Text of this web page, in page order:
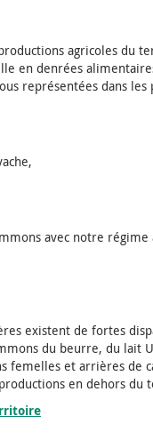
agricoles du
en denrées
représentées dans les
avec notre
existent de fortes
du beurre, du lait
femelles et arrières de
en dehors du